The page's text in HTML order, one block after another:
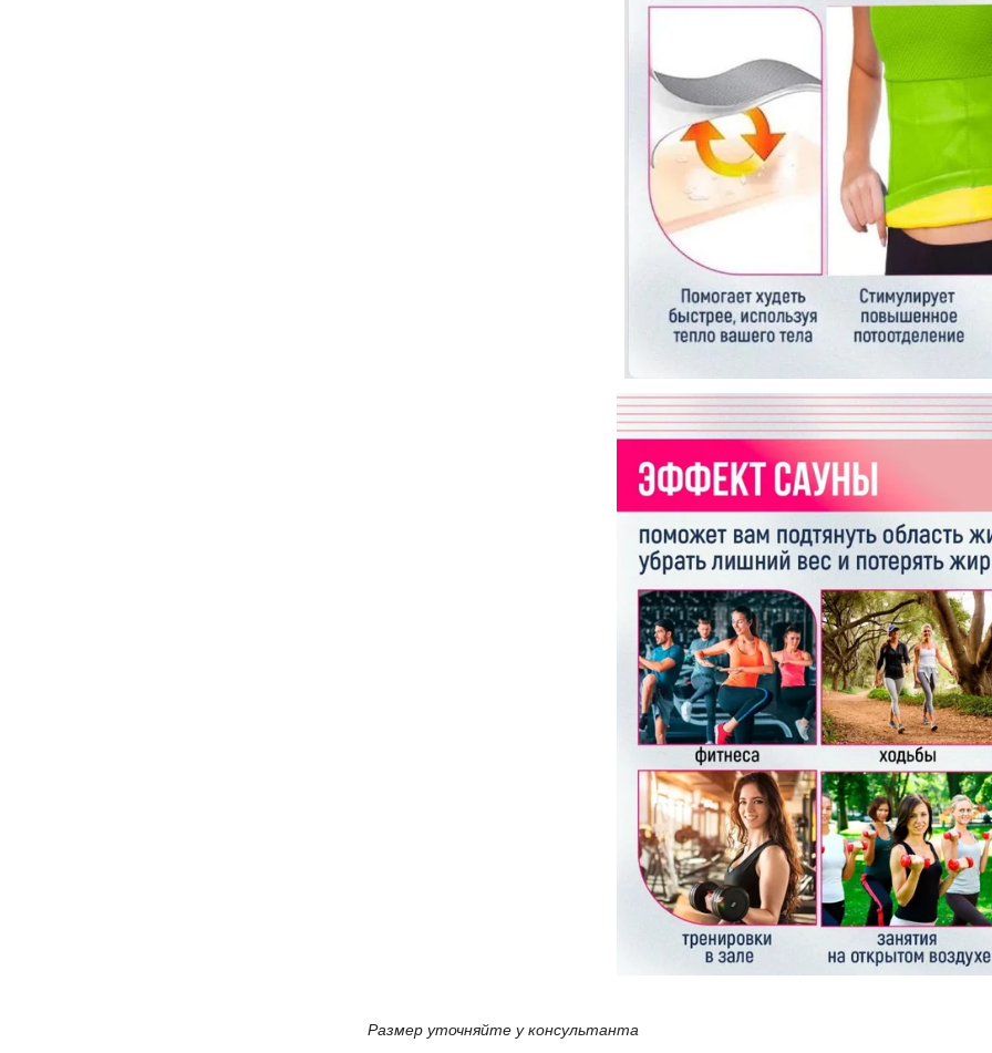
Размер уточняйте у консультанта